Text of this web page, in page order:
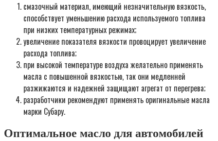
смазочный материал, имеющий незначительную вязкость,
способствует уменьшению расхода используемого топлива
при низких температурных режимах;
увеличение показателя вязкости провоцирует увеличение
расхода топлива;
при высокой температуре воздуха желательно применять
масла с повышенной вязкостью, так они медленней
разжижаются и надежней защищают агрегат от перегрева;
разработчики рекомендуют применять оригинальные масла
марки Субару.
Оптимальное масло для автомобилей